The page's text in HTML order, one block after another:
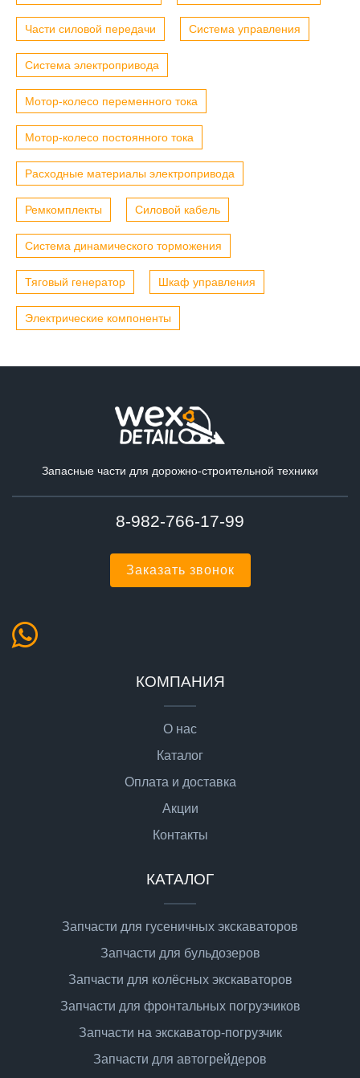
Части силовой передачи Система управления
Система электропривода
Мотор-колесо переменного тока
Мотор-колесо постоянного тока
Расходные материалы электропривода
Ремкомплекты Силовой кабель
Система динамического торможения
Тяговый генератор Шкаф управления
Электрические компоненты
Запасные части для дорожно-строительной техники
8-982-766-17-99
Заказать звонок
КОМПАНИЯ
О нас
Каталог
Оплата и доставка
Акции
Контакты
КАТАЛОГ
Запчасти для гусеничных экскаваторов
Запчасти для бульдозеров
Запчасти для колёсных экскаваторов
Запчасти для фронтальных погрузчиков
Запчасти на экскаватор-погрузчик
Запчасти для автогрейдеров